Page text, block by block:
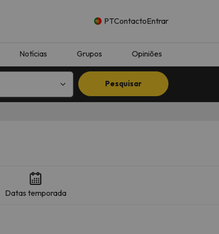
PTContactoEntrar
Notícias Grupos Opiniões
Pesquisar
Datas temporada